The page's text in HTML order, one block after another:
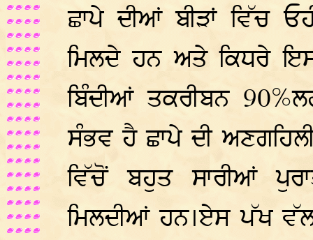
ਛਾਪੇ ਦੀਆਂ ਬੀੜਾਂ ਵਿੱਚ
ਮਿਲਦੇ ਹਨ ਅਤੇ ਕਿਧਰੇ
ਬਿੰਦੀਆਂ ਤਕਰੀਬਨ
ਸੰਭਵ ਹੈ ਛਾਪੇ ਦੀ
ਵਿੱਚੋਂ ਬਹੁਤ ਸਾਰੀਆਂ
ਮਿਲਦੀਆਂ ਹਨ।ਏਸ ਪੱਖ